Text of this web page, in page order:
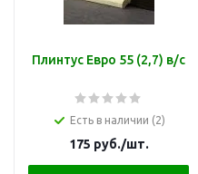
Плинтус Евро 55 (2,7) в/с
Есть в наличии (2)
175 руб./шт.